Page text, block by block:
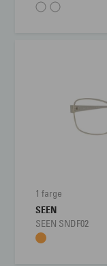
1 farge
SEEN
SEEN SNDF02